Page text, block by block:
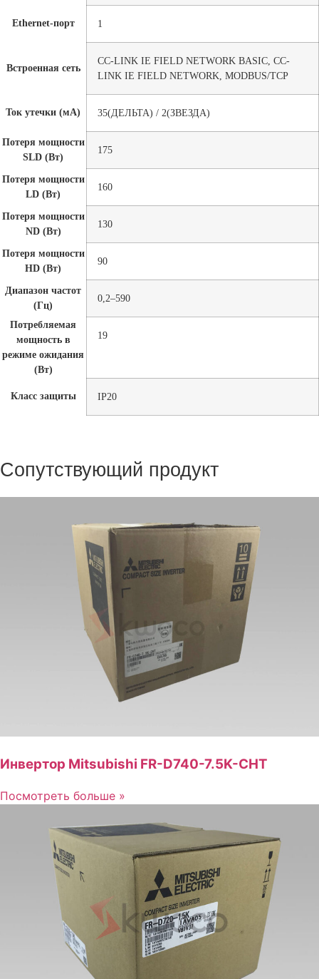
Ethernet-порт 1
Встроенная сеть
CC-LINK IE FIELD NETWORK BASIC, CC-
LINK IE FIELD NETWORK, MODBUS/TCP
Ток утечки (мА) 35(ДЕЛЬТА) / 2(ЗВЕЗДА)
Потеря мощности
SLD (Вт)
175
Потеря мощности
LD (Вт)
160
Потеря мощности
ND (Вт)
130
Потеря мощности
HD (Вт)
90
Диапазон частот
(Гц)
0,2–590
Потребляемая
мощность в
режиме ожидания
(Вт)
19
Класс защиты IP20
Сопутствующий продукт
Инвертор Mitsubishi FR-D740-7.5K-CHT
Посмотреть больше »